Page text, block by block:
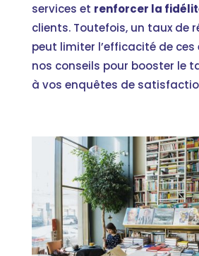
services et renforcer la
clients. Toutefois, un taux de
peut limiter l’efficacité de ces
nos conseils pour booster le
à vos enquêtes de